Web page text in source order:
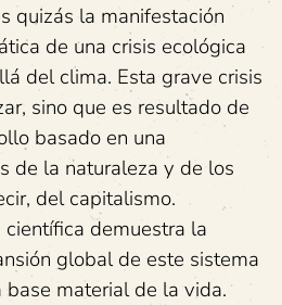
quizás la manifestación
de una crisis ecológica
del clima. Esta grave crisis
sino que es resultado de
basado en una
de la naturaleza y de los
del capitalismo.
demuestra la
global de este sistema
material de la vida.